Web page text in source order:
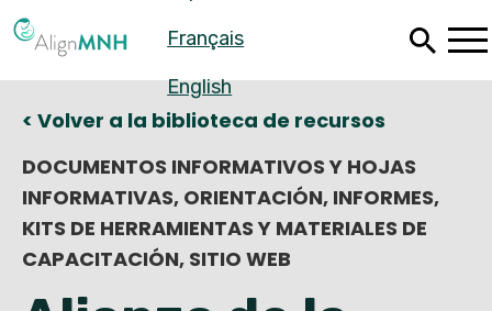
principal
Français
English
< Volver a la biblioteca de recursos
DOCUMENTOS INFORMATIVOS Y HOJAS
INFORMATIVAS, ORIENTACIÓN, INFORMES,
KITS DE HERRAMIENTAS Y MATERIALES DE
CAPACITACIÓN, SITIO WEB